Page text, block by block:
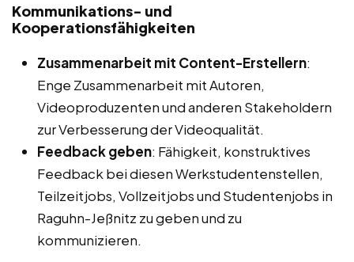
Kommunikations- und
Kooperationsfähigkeiten
Zusammenarbeit mit Content-Erstellern:
Enge Zusammenarbeit mit Autoren,
Videoproduzenten und anderen Stakeholdern
zur Verbesserung der Videoqualität.
Feedback geben: Fähigkeit, konstruktives
Feedback bei diesen Werkstudentenstellen,
Teilzeitjobs, Vollzeitjobs und Studentenjobs in
Raguhn-Jeßnitz zu geben und zu
kommunizieren.